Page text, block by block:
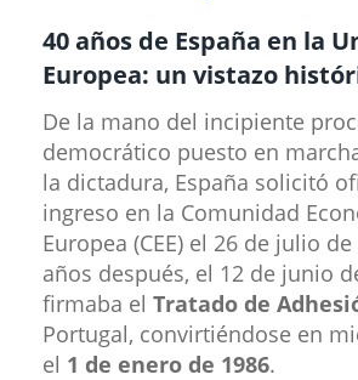
​40 años de España en la
Europea: un vistazo
De la mano del incipiente
democrático puesto en
la dictadura, España solicitó
ingreso en la Comunidad
Europea (CEE) el 26 de julio
años después, el 12 de junio
firmaba el Tratado de
Portugal, convirtiéndose en
el 1 de enero de 1986.